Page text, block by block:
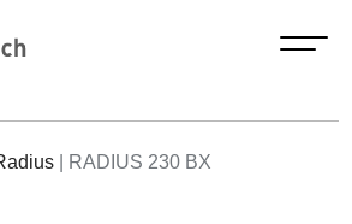
| RADIUS 230 BX